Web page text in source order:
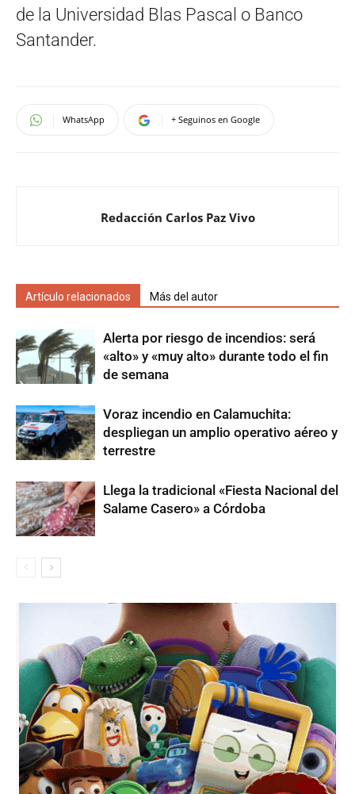
de la Universidad Blas Pascal o Banco
Santander.
WhatsApp + Seguinos en Google
Redacción Carlos Paz Vivo
Artículo relacionados Más del autor
Alerta por riesgo de incendios: será
«alto» y «muy alto» durante todo el fin
de semana
Voraz incendio en Calamuchita:
despliegan un amplio operativo aéreo y
terrestre
Llega la tradicional «Fiesta Nacional del
Salame Casero» a Córdoba